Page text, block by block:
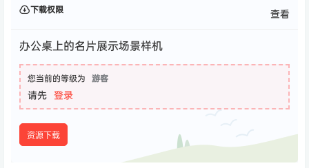
下载权限 查看
办公桌上的名片展示场景样机
您当前的等级为 游客
请先 登录
资源下载